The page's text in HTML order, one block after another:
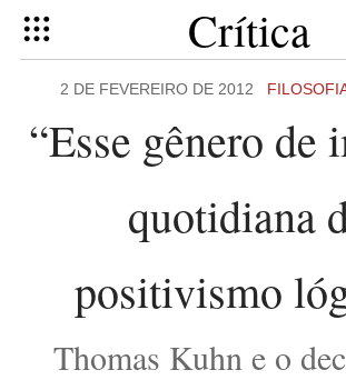
Crítica
2 DE FEVEREIRO DE 2012
“Esse gênero de
quotidiana
positivismo
Thomas Kuhn e o